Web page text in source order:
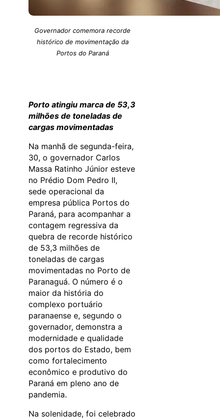
Governador comemora recorde
histórico de movimentação da
Portos do Paraná
Porto atingiu marca de 53,3
milhões de toneladas de
cargas movimentadas
Na manhã de segunda-feira,
30, o governador Carlos
Massa Ratinho Júnior esteve
no Prédio Dom Pedro II,
sede operacional da
empresa pública Portos do
Paraná, para acompanhar a
contagem regressiva da
quebra de recorde histórico
de 53,3 milhões de
toneladas de cargas
movimentadas no Porto de
Paranaguá. O número é o
maior da história do
complexo portuário
paranaense e, segundo o
governador, demonstra a
modernidade e qualidade
dos portos do Estado, bem
como fortalecimento
econômico e produtivo do
Paraná em pleno ano de
pandemia.
Na solenidade, foi celebrado